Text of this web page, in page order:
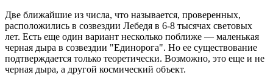
Две ближайшие из числа, что называется, проверенных,
расположились в созвездии Лебедя в 6-8 тысячах световых
лет. Есть еще один вариант несколько поближе — маленькая
черная дыра в созвездии "Единорога". Но ее существование
подтверждается только теоретически. Возможно, это еще и не
черная дыра, а другой космический объект.